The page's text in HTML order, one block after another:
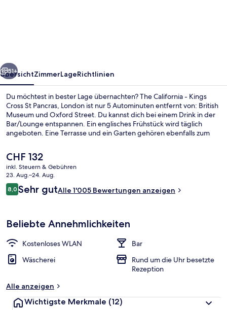
Pancras,
London
Weiter
51+
ÜbersichtZimmerLageRichtlinien
Du möchtest in bester Lage übernachten? The California - Kings
Cross St Pancras, London ist nur 5 Autominuten entfernt von: British
Museum und Oxford Street. Du kannst dich bei einem Drink in der
Bar/Lounge entspannen. Ein englisches Frühstück wird täglich
angeboten. Eine Terrasse und ein Garten gehören ebenfalls zum
den öffentlichen Verkehrsmitteln: Zur U-Bahn-Station King's
Cross & St. Pancras sind es nur wenige Schritte und zur U-Bahn-
Station Euston sind es 11 Gehminuten.
Der
aktuelle
Preis
beträgt
CHF 132.
CHF 132
inkl. Steuern & Gebühren
23. Aug.–24. Aug.
Bewertungen
8,08,0 von 10.
Sehr gutAlle 1'005 Bewertungen anzeigen
Beliebte Annehmlichkeiten
Kostenloses WLAN
Bar
Wäscherei
Rund um die Uhr besetzte
Rezeption
Alle anzeigen
Wichtigste Merkmale (12)